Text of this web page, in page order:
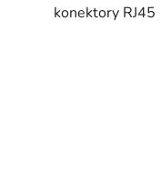
konektory RJ45